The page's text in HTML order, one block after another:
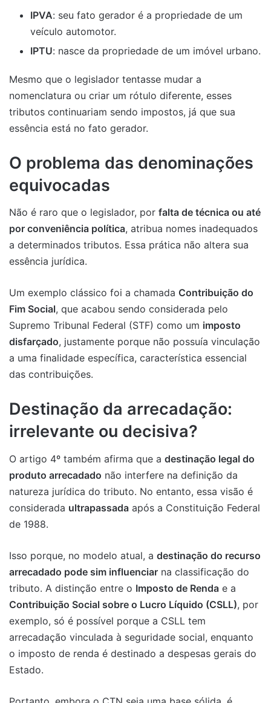
IPVA: seu fato gerador é a propriedade de um
veículo automotor.
IPTU: nasce da propriedade de um imóvel urbano.
Mesmo que o legislador tentasse mudar a
nomenclatura ou criar um rótulo diferente, esses
tributos continuariam sendo impostos, já que sua
essência está no fato gerador.
O problema das denominações
equivocadas
Não é raro que o legislador, por falta de técnica ou até
por conveniência política, atribua nomes inadequados
a determinados tributos. Essa prática não altera sua
essência jurídica.
Um exemplo clássico foi a chamada Contribuição do
Fim Social, que acabou sendo considerada pelo
Supremo Tribunal Federal (STF) como um imposto
disfarçado, justamente porque não possuía vinculação
a uma finalidade específica, característica essencial
das contribuições.
Destinação da arrecadação:
irrelevante ou decisiva?
O artigo 4º também afirma que a destinação legal do
produto arrecadado não interfere na definição da
natureza jurídica do tributo. No entanto, essa visão é
considerada ultrapassada após a Constituição Federal
de 1988.
Isso porque, no modelo atual, a destinação do recurso
arrecadado pode sim influenciar na classificação do
tributo. A distinção entre o Imposto de Renda e a
Contribuição Social sobre o Lucro Líquido (CSLL), por
exemplo, só é possível porque a CSLL tem
arrecadação vinculada à seguridade social, enquanto
o imposto de renda é destinado a despesas gerais do
Estado.